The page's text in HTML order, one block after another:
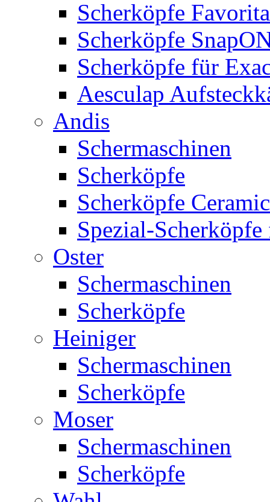
Scherköpfe
Scherköpfe
Scherköpfe für
Aesculap
Andis
Schermaschinen
Scherköpfe
Scherköpfe Ceramic
Spezial-
Oster
Schermaschinen
Scherköpfe
Heiniger
Schermaschinen
Scherköpfe
Moser
Schermaschinen
Scherköpfe